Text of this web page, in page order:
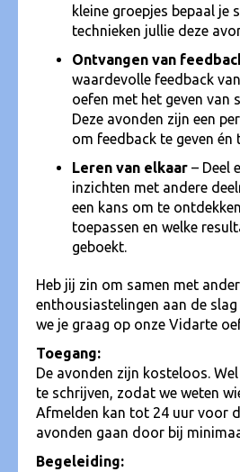
kleine groepjes bepaal je
technieken jullie deze
Ontvangen van
waardevolle feedback
oefen met het geven van
Deze avonden zijn een
om feedback te geven én
Leren van elkaar – Deel
inzichten met andere
een kans om te
toepassen en welke
geboekt.
Heb jij zin om samen met
enthousiastelingen aan de slag
we je graag op onze Vidarte
Toegang:
De avonden zijn kosteloos.
te schrijven, zodat we weten
Afmelden kan tot 24 uur voor
avonden gaan door bij
Begeleiding: